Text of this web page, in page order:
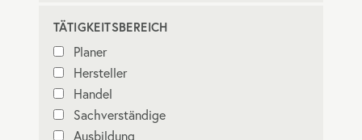
TÄTIGKEITSBEREICH
Planer
Hersteller
Handel
Sachverständige
Ausbildung